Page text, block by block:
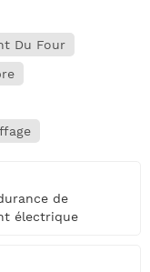
Du Four
de
électrique